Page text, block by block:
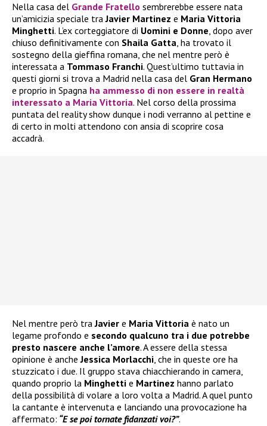
Nella casa del Grande Fratello sembrerebbe essere nata
un’amicizia speciale traJavier Martinez e Maria Vittoria
Minghetti. L’ex corteggiatore di Uomini e Donne, dopo aver
chiuso definitivamente con Shaila Gatta, ha trovato il
sostegno della gieffina romana, che nel mentre però è
interessata a Tommaso Franchi. Quest’ultimo tuttavia in
questi giorni si trova a Madrid nella casa del Gran Hermano
e proprio in Spagna ha ammesso di non essere in realtà
interessato a Maria Vittoria. Nel corso della prossima
puntata del reality show dunque i nodi verranno al pettine e
di certo in molti attendono con ansia di scoprire cosa
accadrà.
Nel mentre però traJavier e Maria Vittoria è nato un
legame profondo e secondo qualcuno tra i due potrebbe
presto nascere anche l’amore. A essere della stessa
opinione è ancheJessica Morlacchi, che in queste ore ha
stuzzicato i due. Il gruppo stava chiacchierando in camera,
quando proprio la Minghetti e Martinez hanno parlato
della possibilità di volare a loro volta a Madrid. A quel punto
la cantante è intervenuta e lanciando una provocazione ha
affermato: “E se poi tornate fidanzati voi?”.